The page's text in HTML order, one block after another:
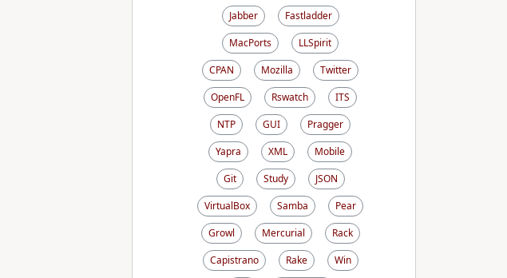
Jabber
Fastladder
MacPorts
LLSpirit
CPAN
Mozilla
Twitter
OpenFL
Rswatch
ITS
NTP
GUI
Pragger
Yapra
XML
Mobile
Git
Study
JSON
VirtualBox
Samba
Pear
Growl
Mercurial
Rack
Capistrano
Rake
Win